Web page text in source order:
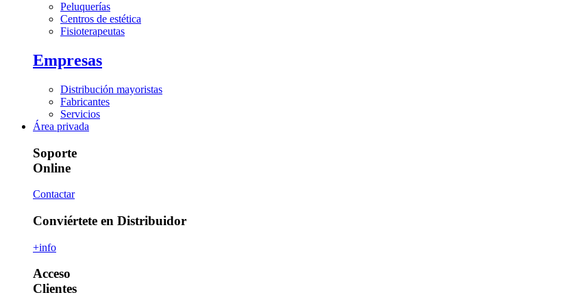
Peluquerías
Centros de estética
Fisioterapeutas
Empresas
Distribución mayoristas
Fabricantes
Servicios
Área privada
Soporte
Online
Contactar
Conviértete en Distribuidor
+info
Acceso
Clientes